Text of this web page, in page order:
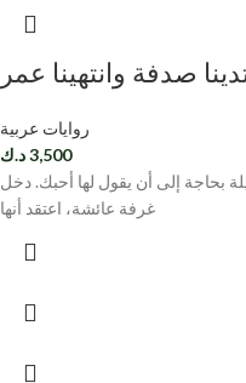
صدفة وانتهينا عمر
روايات عربية
3,500د.ك
بحاجة إلى أن يقول لها أحبك. دخل
غرفة عائشة، اعتقد أنها